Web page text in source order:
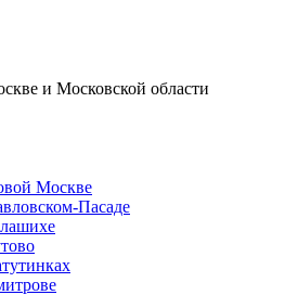
и Московской области
Москве
Пасаде